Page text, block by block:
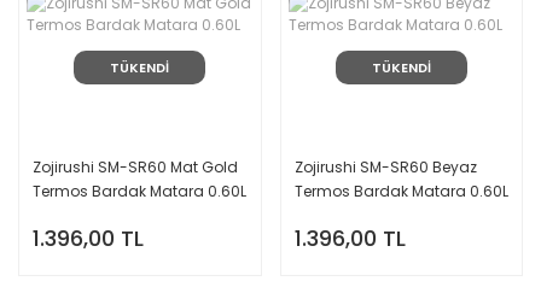
TÜKENDİ
Zojirushi SM-SR60 Mat Gold
Termos Bardak Matara 0.60L
1.396,00 TL
TÜKENDİ
Zojirushi SM-SR60 Beyaz
Termos Bardak Matara 0.60L
1.396,00 TL